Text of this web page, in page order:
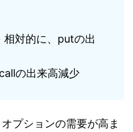
対的に、putの出
の出来高減少
ションの需要が高ま